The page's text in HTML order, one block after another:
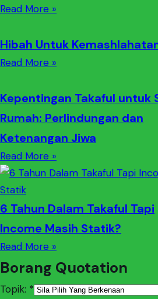
Read More »
Hibah Untuk
Read More »
Kepentingan Takaful untuk
Rumah: Perlindungan dan
Ketenangan Jiwa
Read More »
6 Tahun Dalam Takaful Tapi
Income Masih Statik?
Read More »
Borang Quotation
Topik: *